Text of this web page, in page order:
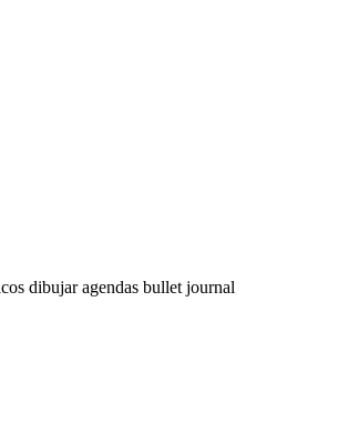
dibujaragendas bullet journal